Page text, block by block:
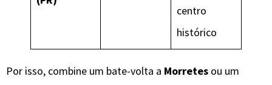
centro
histórico
Por isso, combine um bate-volta a Morretes ou um